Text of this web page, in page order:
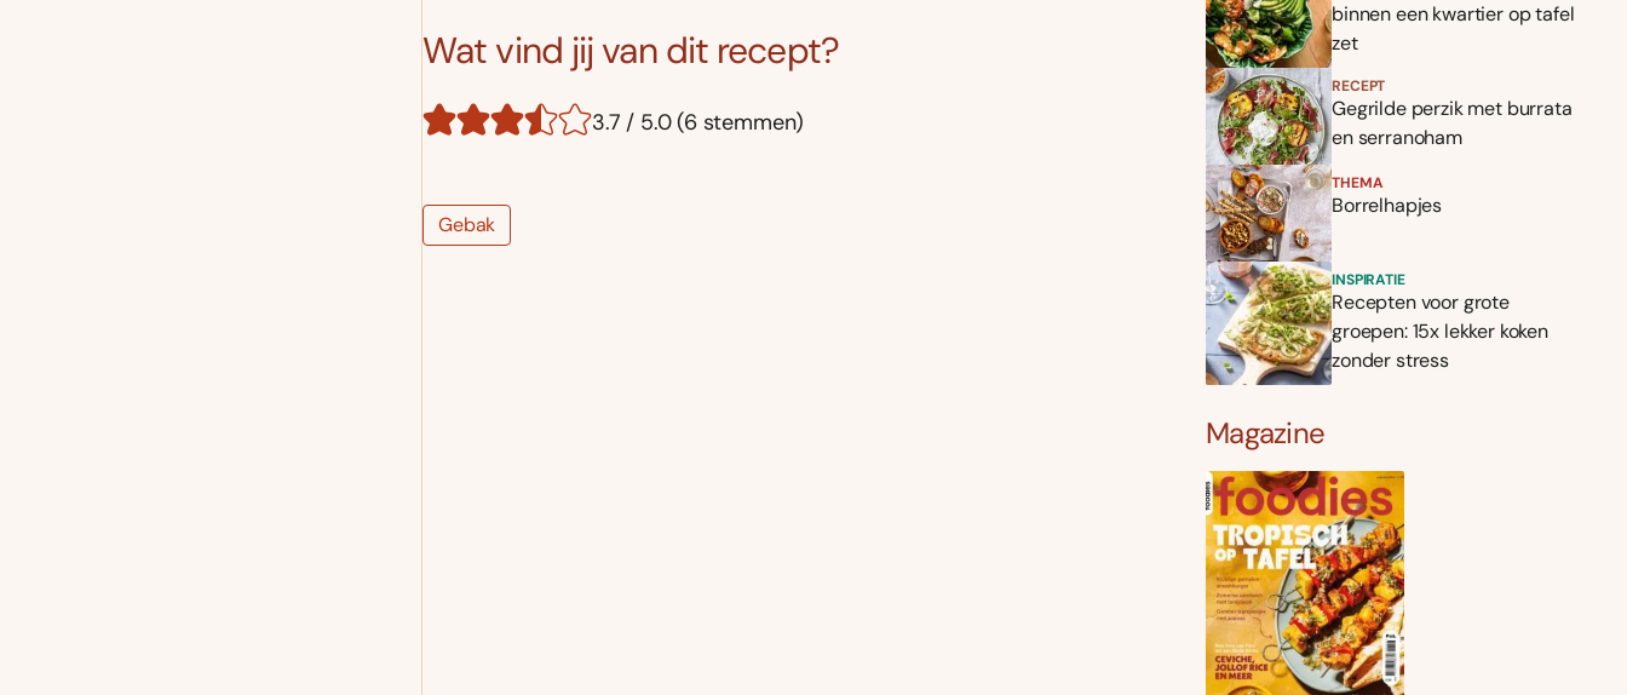
Wat vind jij van dit recept?
3.7 / 5.0 (6 stemmen)
Gebak
binnen een kwartier op tafel
zet
RECEPT
Gegrilde perzik met burrata
en serranoham
THEMA
Borrelhapjes
INSPIRATIE
Recepten voor grote
groepen: 15x lekker koken
zonder stress
Magazine